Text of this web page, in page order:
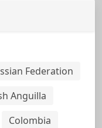
Federation
Anguilla
Colombia